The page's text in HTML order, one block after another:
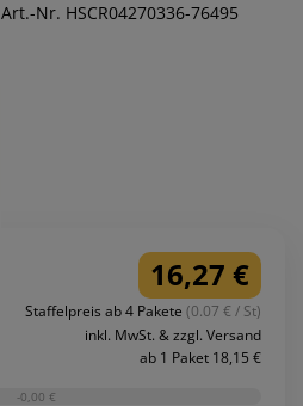
Art.-Nr. HSCR04270336-76495
16,27 €
Staffelpreis ab 4 Pakete (0.07 € / St)
inkl. MwSt. & zzgl. Versand
ab 1 Paket 18,15 €
-0,00 €